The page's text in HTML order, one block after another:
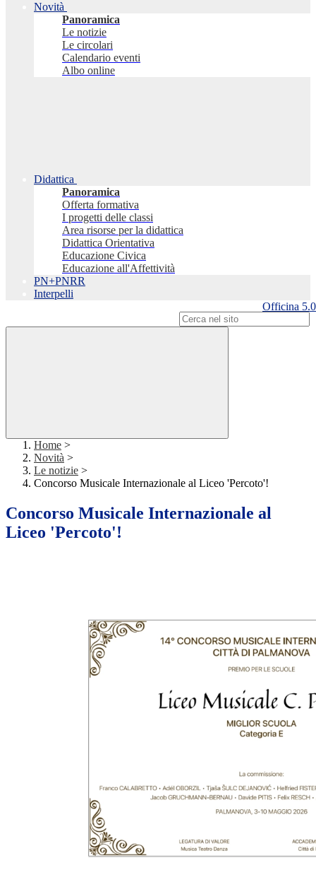
Novità
Panoramica
Le notizie
Le circolari
Calendario eventi
Albo online
Didattica
Panoramica
Offerta formativa
I progetti delle classi
Area risorse per la didattica
Didattica Orientativa
Educazione Civica
Educazione all'Affettività
PN+PNRR
Interpelli
Officina 5.0
Home >
Novità >
Le notizie >
Concorso Musicale Internazionale al Liceo 'Percoto'!
Concorso Musicale Internazionale al
Liceo 'Percoto'!